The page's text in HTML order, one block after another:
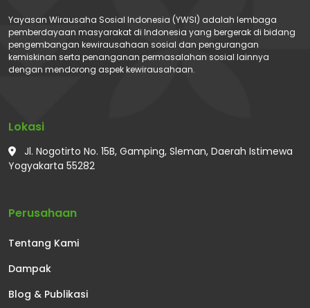
Yayasan Wirausaha Sosial Indonesia (YWSI) adalah lembaga
pemberdayaan masyarakat di Indonesia yang bergerak di bidang
pengembangan kewirausahaan sosial dan pengurangan
kemiskinan serta penanganan permasalahan sosial lainnya
dengan mendorong aspek kewirausahaan.
Lokasi
Jl. Nogotirto No. 15B, Gamping, Sleman, Daerah Istimewa
Yogyakarta 55282
Perusahaan
Tentang Kami
Dampak
Blog & Publikasi